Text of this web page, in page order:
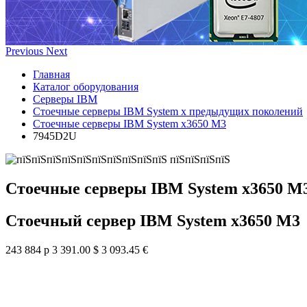
Previous Next
Главная
Каталог оборудования
Серверы IBM
Стоечные серверы IBM System x предыдущих поколений
Стоечные серверы IBM System x3650 M3
7945D2U
Стоечные серверы IBM System x3650
Стоечный сервер IBM System x3650 M3
243 884 р 3 391.00 $ 3 093.45 €